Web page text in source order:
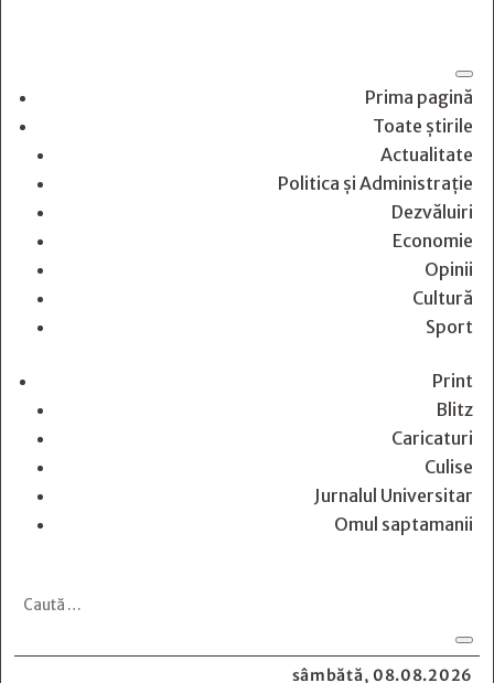
Prima pagină
Toate știrile
Actualitate
Politica și Administrație
Dezvăluiri
Economie
Opinii
Cultură
Sport
Print
Blitz
Caricaturi
Culise
Jurnalul Universitar
Omul saptamanii
sâmbătă, 08.08.2026